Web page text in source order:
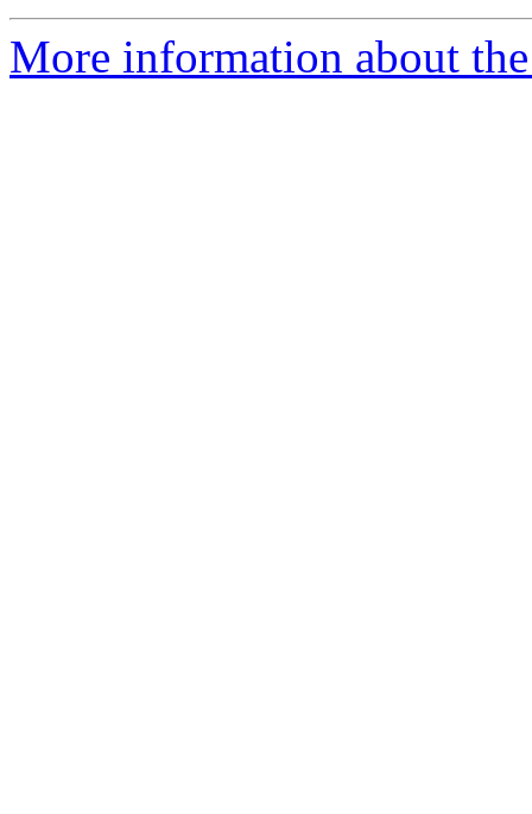
More information about